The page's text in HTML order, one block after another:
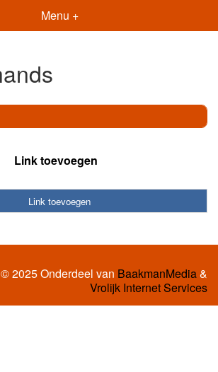
Menu +
Link toevoegen
Link toevoegen
2025 Onderdeel van BaakmanMedia&
Vrolijk Internet Services